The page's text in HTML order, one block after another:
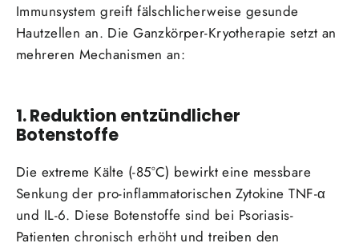
Immunsystem greift fälschlicherweise gesunde
Hautzellen an. Die Ganzkörper-Kryotherapie setzt an
mehreren Mechanismen an:
1. Reduktion entzündlicher
Botenstoffe
Die extreme Kälte (-85°C) bewirkt eine messbare
Senkung der pro-inflammatorischen Zytokine TNF-α
und IL-6. Diese Botenstoffe sind bei Psoriasis-
Patienten chronisch erhöht und treiben den